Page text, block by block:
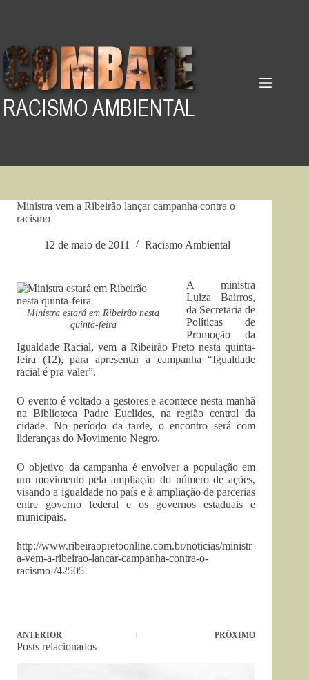
Ministra vem a Ribeirão lançar campanha contra o
racismo
12 de maio de 2011 Racismo Ambiental
Ministra estará em Ribeirão nesta
quinta-feira
A ministra
Luiza Bairros,
da Secretaria de
Políticas de
Promoção da
Igualdade Racial, vem a Ribeirão Preto nesta quinta-
feira (12), para apresentar a campanha “Igualdade
racial é pra valer”.
O evento é voltado a gestores e acontece nesta manhã
na Biblioteca Padre Euclides, na região central da
cidade. No período da tarde, o encontro será com
lideranças do Movimento Negro.
O objetivo da campanha é envolver a população em
um movimento pela ampliação do número de ações,
visando a igualdade no país e à ampliação de parcerias
entre governo federal e os governos estaduais e
municipais.
http://www.ribeiraopretoonline.com.br/noticias/ministr
a-vem-a-ribeirao-lancar-campanha-contra-o-
racismo-/42505
ANTERIOR PRÓXIMO
Posts relacionados